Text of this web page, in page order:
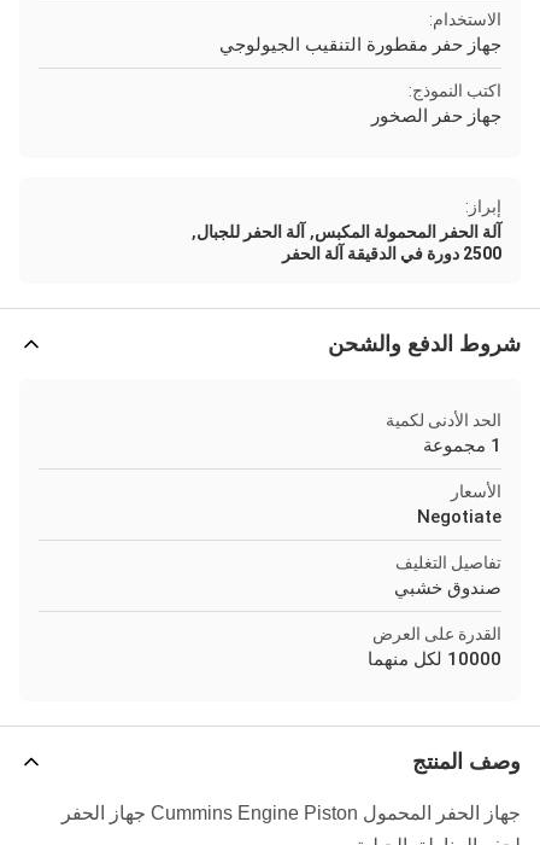
الاستخدام:
جهاز حفر مقطورة التنقيب الجيولوجي
اكتب النموذج:
جهاز حفر الصخور
إبراز:
آلة الحفر المحمولة المكبس, آلة الحفر للجبال,
2500 دورة في الدقيقة آلة الحفر
شروط الدفع والشحن
الحد الأدنى لكمية
1 مجموعة
الأسعار
Negotiate
تفاصيل التغليف
صندوق خشبي
القدرة على العرض
10000 لكل منهما
وصف المنتج
جهاز الحفر المحمول Cummins Engine Piston جهاز الحفر